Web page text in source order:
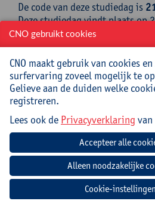
De code van deze studiedag is
Deze studiedag vindt plaats op
Universiteit Antwerpen,
Prinsstraat 13 - 2000
Jouw bijdrage: 45 EUR.
Bijdrage voor VEFO-leden: 40
Bijdrage voor studenten
Wij heten je graag welkom
Online inschrijven is niet
Je kan wel ter plaatse nog
CNO gebruikt cookies
CNO maakt gebruik van cookies
surfervaring zoveel mogelijk te
Gelieve aan de duiden welke
registreren.
Lees ook de Privacyverklaring van
Cookie-instellingen